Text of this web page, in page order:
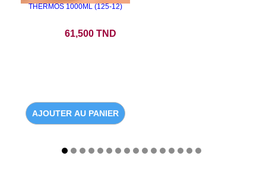
THERMOS 1000ML (125-12)
61,500 TND
AJOUTER AU PANIER